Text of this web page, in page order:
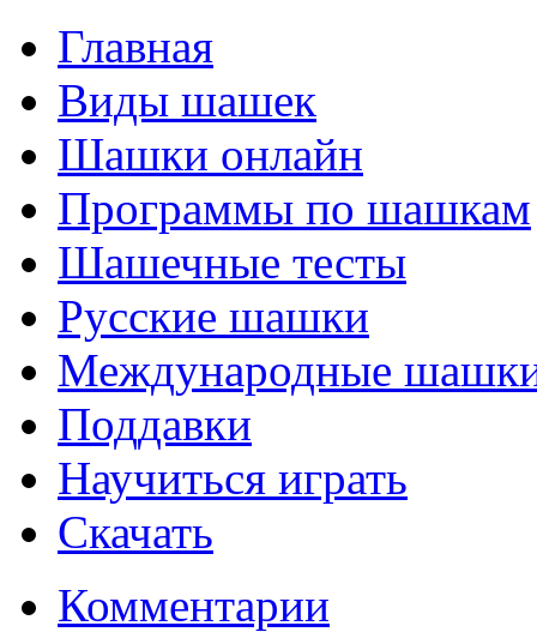
Главная
Виды шашек
Шашки онлайн
Программы по шашкам
Шашечные тесты
Русские шашки
Международные
Поддавки
Научиться играть
Скачать
Комментарии